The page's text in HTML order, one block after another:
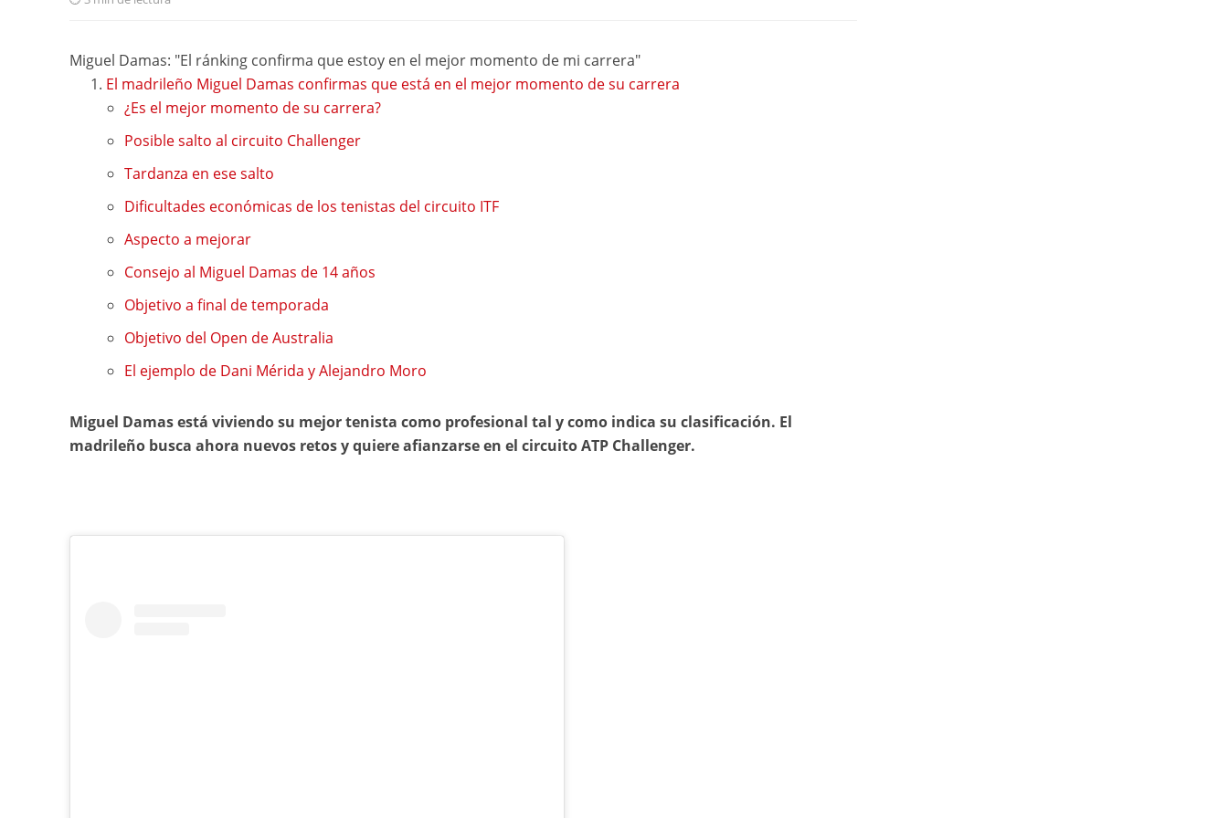
Miguel Damas: "El ránking confirma que estoy en el mejor momento de mi carrera"
El madrileño Miguel Damas confirmas que está en el mejor momento de su carrera
¿Es el mejor momento de su carrera?
Posible salto al circuito Challenger
Tardanza en ese salto
Dificultades económicas de los tenistas del circuito ITF
Aspecto a mejorar
Consejo al Miguel Damas de 14 años
Objetivo a final de temporada
Objetivo del Open de Australia
El ejemplo de Dani Mérida y Alejandro Moro
Miguel Damas está viviendo su mejor tenista como profesional tal y como indica su clasificación. El
madrileño busca ahora nuevos retos y quiere afianzarse en el circuito ATP Challenger.